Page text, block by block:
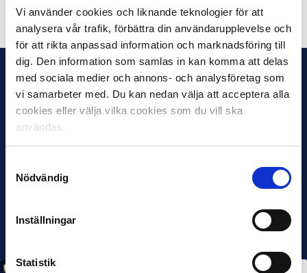
Vi använder cookies och liknande teknologier för att
analysera vår trafik, förbättra din användarupplevelse och
för att rikta anpassad information och marknadsföring till
dig. Den information som samlas in kan komma att delas
med sociala medier och annons- och analysföretag som
vi samarbeter med. Du kan nedan välja att acceptera alla
cookies eller välja vilka cookies som du vill ska
användas.
Nödvändig
Inställningar
Statistik
Dela på Facebook Dela på Twitter